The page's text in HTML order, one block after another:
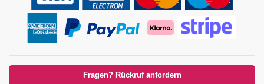
Fragen? Rückruf anfordern